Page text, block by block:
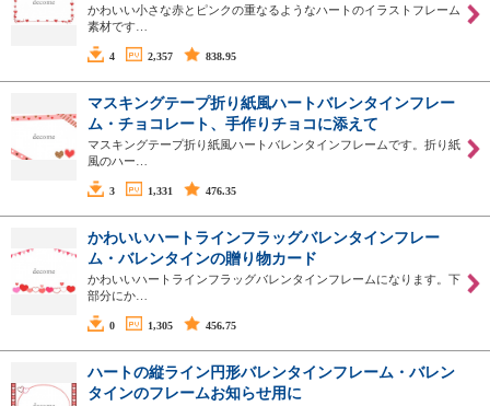
かわいい小さな赤とピンクの重なるようなハートのイラストフレーム
素材です…
4 2,357 838.95
マスキングテープ折り紙風ハートバレンタインフレー
ム・チョコレート、手作りチョコに添えて
マスキングテープ折り紙風ハートバレンタインフレームです。折り紙
風のハー…
3 1,331 476.35
かわいいハートラインフラッグバレンタインフレー
ム・バレンタインの贈り物カード
かわいいハートラインフラッグバレンタインフレームになります。下
部分にか…
0 1,305 456.75
ハートの縦ライン円形バレンタインフレーム・バレン
タインのフレームお知らせ用に